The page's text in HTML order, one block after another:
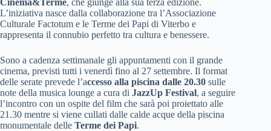
Cinema&Terme, che giunge alla sua terza edizione.
L’iniziativa nasce dalla collaborazione tra l’Associazione
Culturale Factotum e le Terme dei Papi di Viterbo e
rappresenta il connubio perfetto tra cultura e benessere.
Sono a cadenza settimanale gli appuntamenti con il grande
cinema, previsti tutti i venerdì fino al 27 settembre. Il format
delle serate prevede l’accesso alla piscina dalle 20.30 sulle
note della musica lounge a cura di JazzUp Festival, a seguire
l’incontro con un ospite del film che sarà poi proiettato alle
21.30 mentre si viene cullati dalle calde acque della piscina
monumentale delle Terme dei Papi.